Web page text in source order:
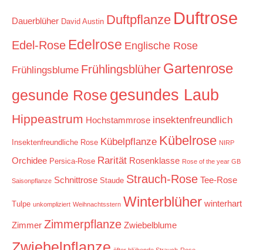
Dauerblüher David Austin Duftpflanze Duftrose
Edel-Rose Edelrose Englische Rose
Frühlingsblume Frühlingsblüher Gartenrose
gesunde Rose gesundes Laub
Hippeastrum Hochstammrose insektenfreundlich
Insektenfreundliche Rose Kübelpflanze Kübelrose NIRP
Orchidee Persica-Rose Rarität Rosenklasse Rose of the year GB
Saisonpflanze Schnittrose Staude Strauch-Rose Tee-Rose
Tulpe unkompliziert Weihnachtsstern Winterblüher winterhart
Zimmer Zimmerpflanze Zwiebelblume